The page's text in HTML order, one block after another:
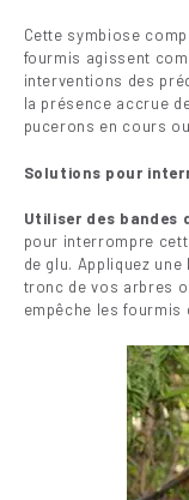
Cette symbiose
fourmis agissent
interventions des
la présence accrue
pucerons en cours
Solutions pour
Utiliser des bandes
pour interrompre
de glu. Appliquez
tronc de vos arbres
empêche les fourmis